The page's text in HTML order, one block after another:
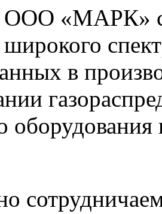
«МАРК» с
широкого
в
оборудования